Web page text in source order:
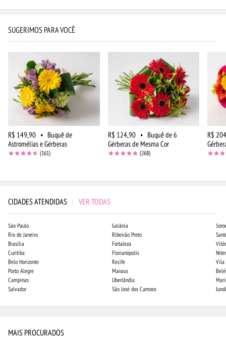
SUGERIMOS PARA VOCÊ
R$ 149,90 • Buquê de
Astromélias e Gérberas
(161)
R$ 124,90 • Buquê de 6
Gérberas de Mesma Cor
(268)
R$
CIDADES ATENDIDAS | VER TODAS
São Paulo
Rio de Janeiro
Brasília
Curitiba
Belo Horizonte
Porto Alegre
Campinas
Salvador
Goiânia
Ribeirão Preto
Fortaleza
Florianópolis
Recife
Manaus
Uberlândia
São José dos Campos
Vila
MAIS PROCURADOS